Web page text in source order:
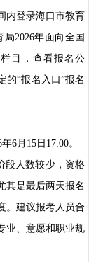
内登录海口市教育
2026年面向全国
目，查看报名公
的“报名入口”报名
6月15日17:00。
人数较少，资格
其是最后两天报名
。建议报考人员合
业、意愿和职业规